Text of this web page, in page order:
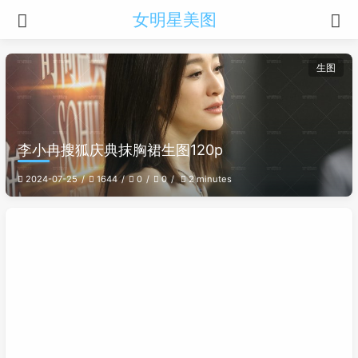
女明星美图
生图
李小冉搜狐庆典抹胸裙生图120p
2024-07-25 1644 0 0 2 minutes